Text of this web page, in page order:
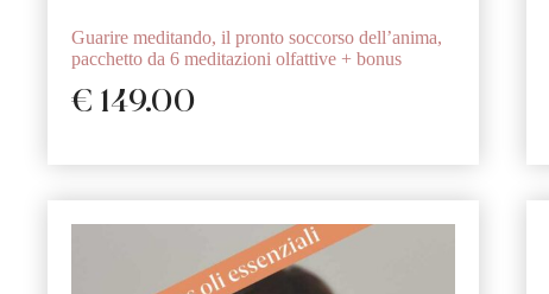
Guarire meditando, il pronto soccorso dell’anima,
pacchetto da 6 meditazioni olfattive + bonus
€ 149.00